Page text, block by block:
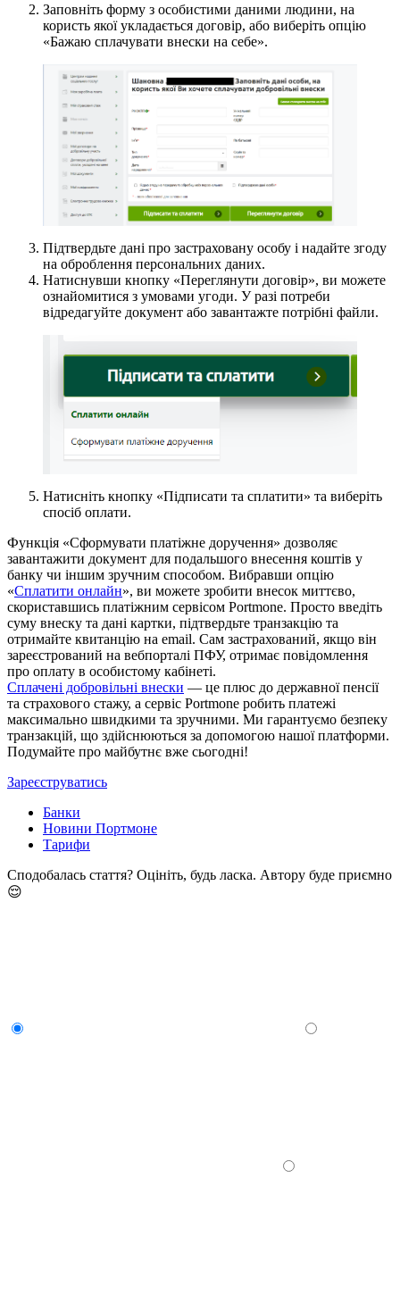
Заповніть форму з особистими даними людини, на
користь якої укладається договір, або виберіть опцію
«Бажаю сплачувати внески на себе».
Підтвердьте дані про застраховану особу і надайте згоду
на оброблення персональних даних.
Натиснувши кнопку «Переглянути договір», ви можете
ознайомитися з умовами угоди. У разі потреби
відредагуйте документ або завантажте потрібні файли.
Натисніть кнопку «Підписати та сплатити» та виберіть
спосіб оплати.
Функція «Сформувати платіжне доручення» дозволяє
завантажити документ для подальшого внесення коштів у
банку чи іншим зручним способом. Вибравши опцію
«Сплатити онлайн», ви можете зробити внесок миттєво,
скориставшись платіжним сервісом Portmone. Просто введіть
суму внеску та дані картки, підтвердьте транзакцію та
отримайте квитанцію на email. Сам застрахований, якщо він
зареєстрований на вебпорталі ПФУ, отримає повідомлення
про оплату в особистому кабінеті.
Сплачені добровільні внески — це плюс до державної пенсії
та страхового стажу, а сервіс Portmone робить платежі
максимально швидкими та зручними. Ми гарантуємо безпеку
транзакцій, що здійснюються за допомогою нашої платформи.
Подумайте про майбутнє вже сьогодні!
Зареєструватись
Банки
Новини Портмоне
Тарифи
Сподобалась стаття? Оцініть, будь ласка. Автору буде приємно
😌